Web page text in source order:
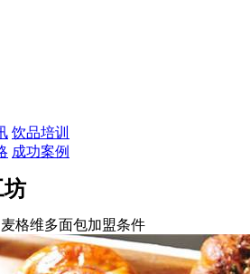
饮品培训
成功案例
坊
格维多面包加盟条件